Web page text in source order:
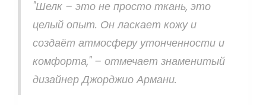
"Шелк – это не просто ткань, это
целый опыт. Он ласкает кожу и
создаёт атмосферу утонченности и
комфорта," – отмечает знаменитый
дизайнер Джорджио Армани.